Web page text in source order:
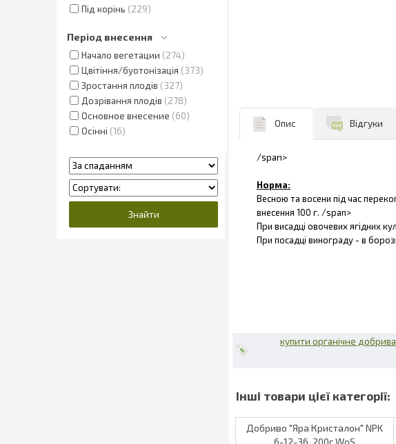
Під корінь
229
Період внесення
Начало вегетации
274
Цвітіння/буотонізація
373
Зростання плодів
327
Дозрівання плодів
278
Основное внесение
60
Осінні 16
Опис Відгуки
/span>
Норма:
Весною та восени під час
внесення 100 г. /span>
При висадці овочевих ягідних
При посадці винограду - в
купити органічне добрива
Добриво "Яра Кристалон" NPK
6-12-36, 200г WoS